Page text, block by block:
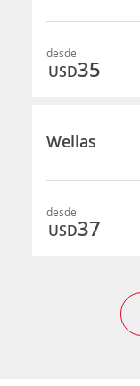
desde
USD35
Wellas
desde
USD37